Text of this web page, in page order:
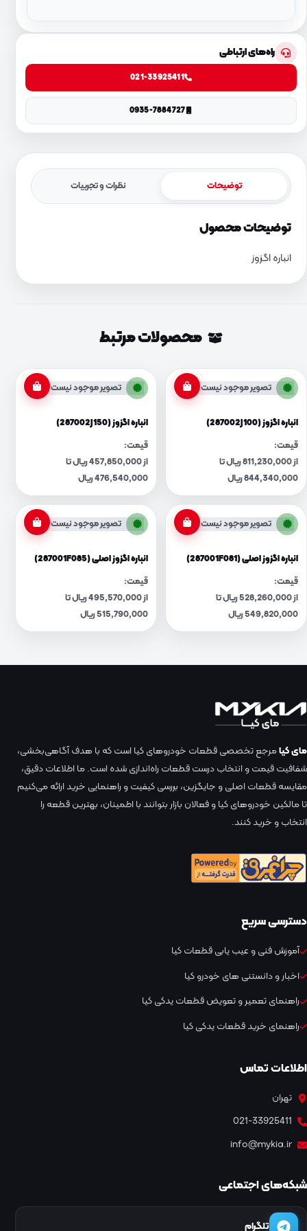
راه‌های ارتباطی
021-33925411
0935-7884727
توضیحات نظرات و تجربیات
توضیحات محصول
انباره اگزوز
محصولات مرتبط
تصویر موجود نیست
انباره اگزوز (287002J100)
قیمت:
از 811,230,000 ریال تا
844,340,000 ریال
تصویر موجود نیست
انباره اگزوز (287002J150)
قیمت:
از 457,850,000 ریال تا
476,540,000 ریال
تصویر موجود نیست
انباره اگزوز اصلی (287001F081)
قیمت:
از 528,260,000 ریال تا
549,820,000 ریال
تصویر موجود نیست
انباره اگزوز اصلی (287001F085)
قیمت:
از 495,570,000 ریال تا
515,790,000 ریال
مای کیامرجع تخصصی قطعات خودروهای کیا است که با هدف آگاهی‌بخشی،
شفافیت قیمت و انتخاب درست قطعات راه‌اندازی شده است. ما اطلاعات دقیق،
مقایسه قطعات اصلی و جایگزین، بررسی کیفیت و راهنمایی خرید ارائه می‌کنیم
تا مالکین خودروهای کیا و فعالان بازار بتوانند با اطمینان، بهترین قطعه را
انتخاب و خرید کنند.
دسترسی سریع
آموزش فنی و عیب یابی قطعات کیا
اخبار و دانستنی های خودرو کیا
راهنمای تعمیر و تعویض قطعات یدکی کیا
راهنمای خرید قطعات یدکی کیا
اطلاعات تماس
تهران
021-33925411
info@mykia.ir
شبکه‌های اجتماعی
تلگرام